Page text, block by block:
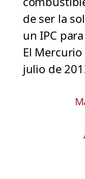
de ser la
un IPC
El
julio de